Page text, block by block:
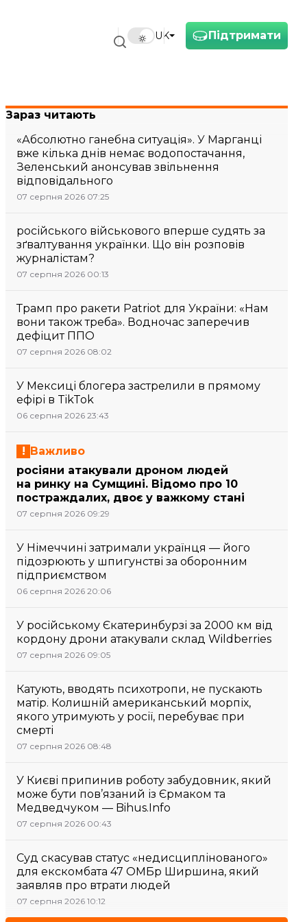
Підтримати
UK
Зараз читають
«Абсолютно ганебна ситуація». У Марганці
вже кілька днів немає водопостачання,
Зеленський анонсував звільнення
відповідального
07 серпня 2026 07:25
російського військового вперше судять за
зґвалтування українки. Що він розповів
журналістам?
07 серпня 2026 00:13
Трамп про ракети Patriot для України: «Нам
вони також треба». Водночас заперечив
дефіцит ППО
07 серпня 2026 08:02
У Мексиці блогера застрелили в прямому
ефірі в TikTok
06 серпня 2026 23:43
Важливо
росіяни атакували дроном людей
на ринку на Сумщині. Відомо про 10
постраждалих, двоє у важкому стані
07 серпня 2026 09:29
У Німеччині затримали українця — його
підозрюють у шпигунстві за оборонним
підприємством
06 серпня 2026 20:06
У російському Єкатеринбурзі за 2000 км від
кордону дрони атакували склад Wildberries
07 серпня 2026 09:05
Катують, вводять психотропи, не пускають
матір. Колишній американський морпіх,
якого утримують у росії, перебуває при
смерті
07 серпня 2026 08:48
У Києві припинив роботу забудовник, який
може бути пов’язаний із Єрмаком та
Медведчуком — Bihus.Info
07 серпня 2026 00:43
Суд скасував статус «недисциплінованого»
для екскомбата 47 ОМБр Ширшина, який
заявляв про втрати людей
07 серпня 2026 10:12